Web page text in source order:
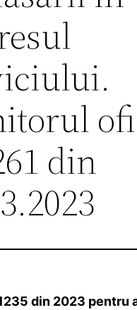
din
din 2023 pentru